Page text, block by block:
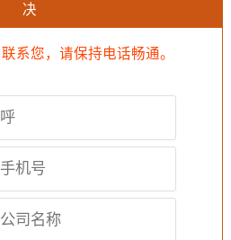
决
系您，请保持电话畅通。